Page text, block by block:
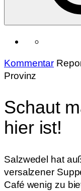
Kommentar
Provinz
Schaut
hier ist!
Salzwedel hat
versalzener
Café wenig zu